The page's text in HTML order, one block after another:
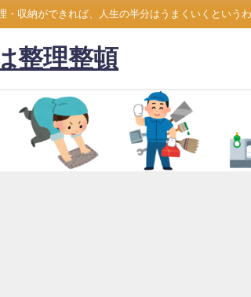
・収納ができれば、人生の半分はうまくいくというわ
整理整頓